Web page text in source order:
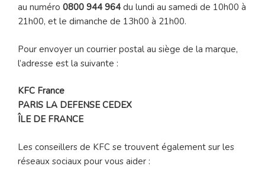
au numéro 0800 944 964du lundi au samedi de 10h00 à
21h00, et le dimanche de 13h00 à 21h00.
Pour envoyer un courrier postal au siège de la marque,
l’adresse est la suivante :
KFC France
PARIS LA DEFENSE CEDEX
ÎLE DE FRANCE
Les conseillers de KFC se trouvent également sur les
réseaux sociaux pour vous aider :